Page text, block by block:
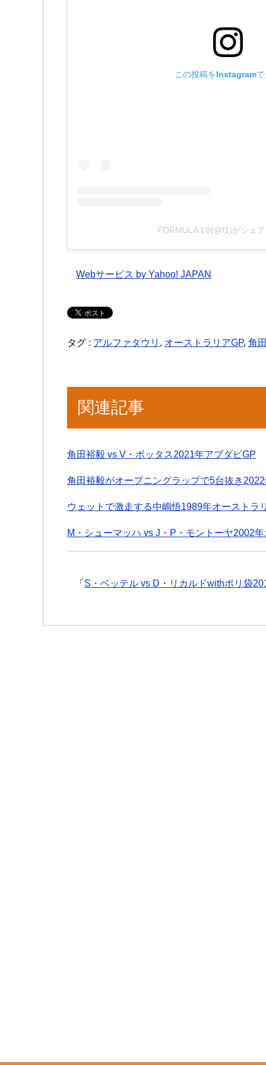
この投稿をInstagramで
FORMULA 1®(@f1)がシェ
Webサービス by Yahoo! JAPAN
タグ : アルファタウリ , オーストラリアGP, 角
関連記事
角田裕毅 vs V・ボッタス2021年アブダビGP
角田裕毅がオープニングラップで5台抜き
ウェットで激走する中嶋悟1989年オーストラ
M・シューマッハ vs J・P・モントーヤ2002
「 S・ベッテル vs D・リカルドwithポリ袋